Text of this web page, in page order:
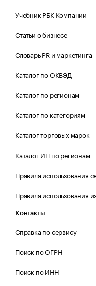
Учебник РБК Компании
Статьи о бизнесе
Словарь PR и маркетинга
Каталог по ОКВЭД
Каталог по регионам
Каталог по категориям
Каталог торговых марок
Каталог ИП по регионам
Правила использования
Правила использования
Контакты
Справка по сервису
Поиск по ОГРН
Поиск по ИНН